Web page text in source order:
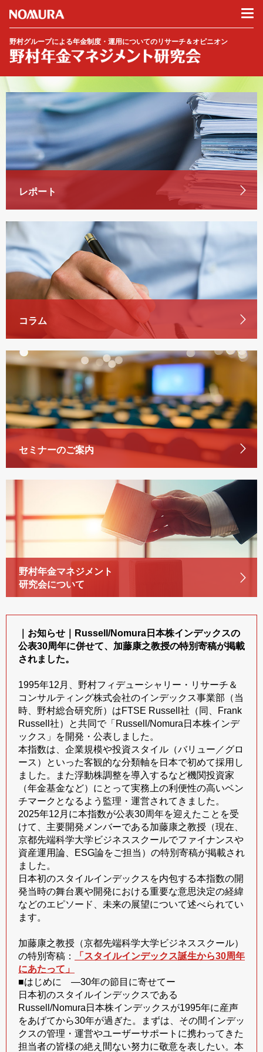
野村グループによる年金制度・運用についてのリサーチ＆オピニオン
レポート
コラム
セミナーのご案内
野村年金マネジメント
研究会について
｜お知らせ｜Russell/Nomura日本株インデックスの
公表30周年に併せて、加藤康之教授の特別寄稿が掲載
されました。
1995年12月、野村フィデューシャリー・リサーチ＆
コンサルティング株式会社のインデックス事業部（当
時、野村総合研究所）はFTSE Russell社（同、Frank
Russell社）と共同で「Russell/Nomura日本株インデ
ックス」を開発・公表しました。
本指数は、企業規模や投資スタイル（バリュー／グロ
ース）といった客観的な分類軸を日本で初めて採用し
ました。また浮動株調整を導入するなど機関投資家
（年金基金など）にとって実務上の利便性の高いベン
チマークとなるよう監理・運営されてきました。
2025年12月に本指数が公表30周年を迎えたことを受
けて、主要開発メンバーである加藤康之教授（現在、
京都先端科学大学ビジネススクールでファイナンスや
資産運用論、ESG論をご担当）の特別寄稿が掲載され
ました。
日本初のスタイルインデックスを内包する本指数の開
発当時の舞台裏や開発における重要な意思決定の経緯
などのエピソード、未来の展望について述べられてい
ます。
加藤康之教授（京都先端科学大学ビジネススクール）
の特別寄稿：
「スタイルインデックス誕生から30周年
にあたって」
■はじめに ―30年の節目に寄せてー
日本初のスタイルインデックスである
Russell/Nomura日本株インデックスが1995年に産声
をあげてから30年が過ぎた。まずは、その間インデッ
クスの管理・運営やユーザーサポートに携わってきた
担当者の皆様の絶え間ない努力に敬意を表したい。本